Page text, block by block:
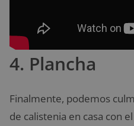
4. Plancha
Finalmente, podemos
de calistenia en casa con